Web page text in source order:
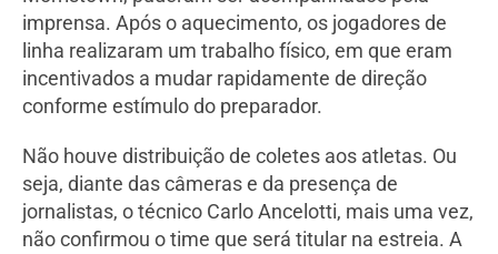
imprensa. Após o aquecimento, os jogadores de
linha realizaram um trabalho físico, em que eram
incentivados a mudar rapidamente de direção
conforme estímulo do preparador.
Não houve distribuição de coletes aos atletas. Ou
seja, diante das câmeras e da presença de
jornalistas, o técnico Carlo Ancelotti, mais uma vez,
não confirmou o time que será titular na estreia. A